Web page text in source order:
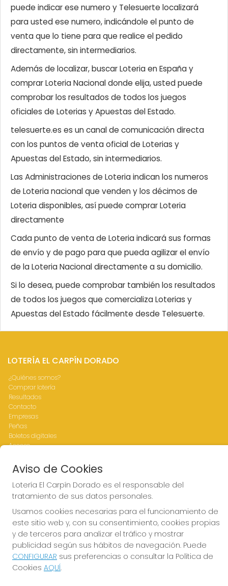
puede indicar ese numero y Telesuerte localizará
para usted ese numero, indicándole el punto de
venta que lo tiene para que realice el pedido
directamente, sin intermediarios.
Además de localizar, buscar Loteria en España y
comprar Loteria Nacional donde elija, usted puede
comprobar los resultados de todos los juegos
oficiales de Loterias y Apuestas del Estado.
telesuerte.es es un canal de comunicación directa
con los puntos de venta oficial de Loterias y
Apuestas del Estado, sin intermediarios.
Las Administraciones de Loteria indican los numeros
de Loteria nacional que venden y los décimos de
Loteria disponibles, así puede comprar Loteria
directamente
Cada punto de venta de Loteria indicará sus formas
de envío y de pago para que pueda agilizar el envío
de la Loteria Nacional directamente a su domicilio.
Si lo desea, puede comprobar también los resultados
de todos los juegos que comercializa Loterias y
Apuestas del Estado fácilmente desde Telesuerte.
LOTERÍA EL CARPÍN DORADO
¿Quiénes somos?
Comprar lotería
Resultados
Contacto
Empresas
Peñas
Boletos digitales
Acceso
CONTACTO
ADMINISTRACION DE LOTERIAS Nº76-VALENCIA Receptor
963341264
Clica aquí para contactar por WhatsApp
676642156
loteria@elcarpindorado.com
Calle San Valero, 4 bajo
Valencia, 46005
Aviso de Cookies
Lotería El Carpín Dorado es el responsable del
tratamiento de sus datos personales.
Usamos cookies necesarias para el funcionamiento de
este sitio web y, con su consentimiento, cookies propias
y de terceros para analizar el tráfico y mostrar
publicidad según sus hábitos de navegación. Puede
CONFIGURAR sus preferencias o consultar la Política de
Cookies AQUÍ.